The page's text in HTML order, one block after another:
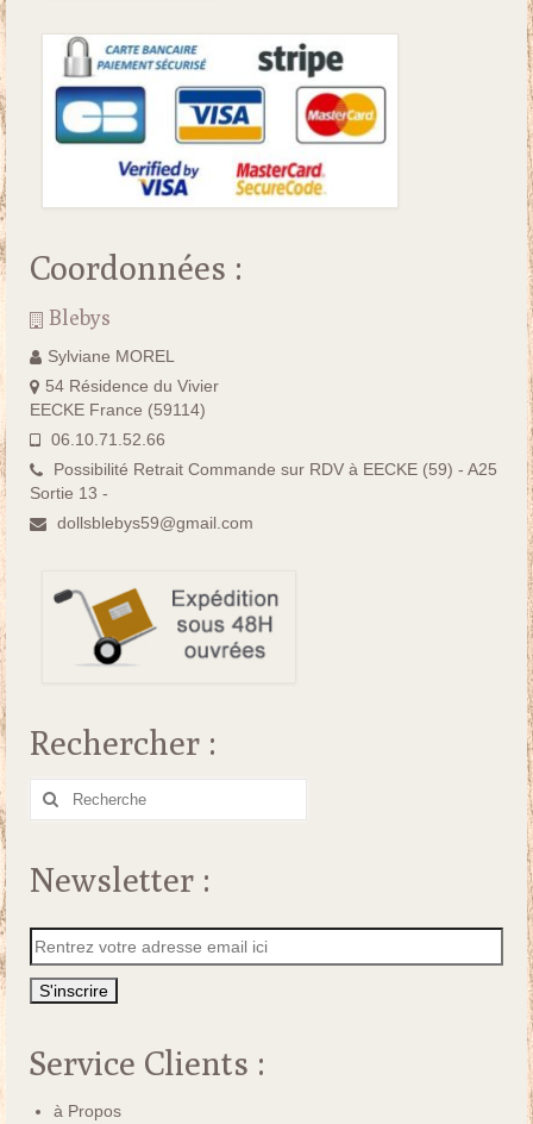
Coordonnées :
Blebys
Sylviane MOREL
54 Résidence du Vivier
EECKE France (59114)
06.10.71.52.66
Possibilité Retrait Commande sur RDV à EECKE (59) - A25
Sortie 13 -
dollsblebys59@gmail.com
Rechercher :
Rechercher
Newsletter :
Service Clients :
à Propos